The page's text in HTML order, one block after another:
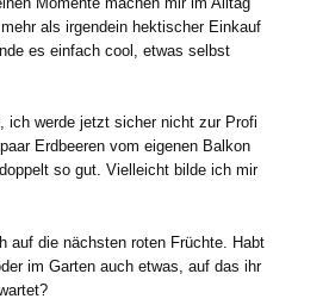
als irgendein hektischer Einkauf
es einfach cool, etwas selbst
ich werde jetzt sicher nicht zur Profi
Erdbeeren vom eigenen Balkon
so gut. Vielleicht bilde ich mir
auf die nächsten roten Früchte. Habt
im Garten auch etwas, auf das ihr